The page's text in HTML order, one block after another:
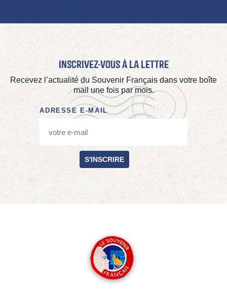
Inscrivez-vous à La Lettre
Recevez l’actualité du Souvenir Français dans votre boîte
mail une fois par mois.
ADRESSE E-MAIL
S'INSCRIRE